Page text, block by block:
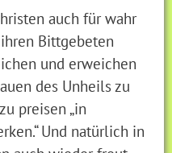
auch für wahr
Bittgebeten
und erweichen
des Unheils zu
preisen „in
Und natürlich in